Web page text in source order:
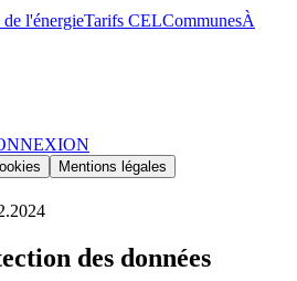
de l'énergieTarifs CELCommunesÀ
Mentions légales
des données